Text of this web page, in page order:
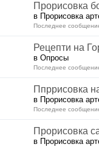
Прорисовка
в Прорисовка
Последнее
Рецепти на
в Опросы
Последнее
Ппррисовка
в Прорисовка
Последнее
Прорисовка
в Прорисовка